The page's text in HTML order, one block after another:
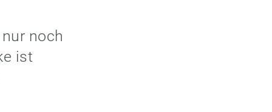
noch
ist